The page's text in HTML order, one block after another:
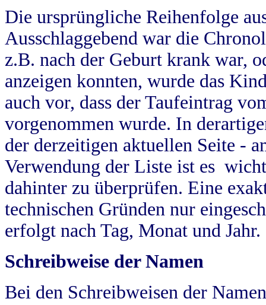
Die ursprüngliche Reihenfolge
Ausschlaggebend war die
z.B. nach der Geburt krank war,
anzeigen konnten, wurde das
auch vor, dass der Taufeintrag
vorgenommen wurde. In
der derzeitigen aktuellen Seite -
Verwendung der Liste ist es
dahinter zu überprüfen. Eine
technischen Gründen nur
erfolgt nach Tag, Monat und Jahr.
Schreibweise der Namen
Bei den Schreibweisen der